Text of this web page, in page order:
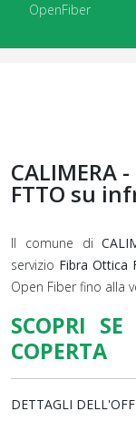
OpenFiber
CALIMERA
FTTO su
Il comune di
servizio Fibra Ottica
Open Fiber fino alla
SCOPRI
COPERTA
DETTAGLI